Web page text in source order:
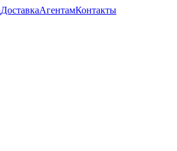
ДоставкаАгентамКонтакты